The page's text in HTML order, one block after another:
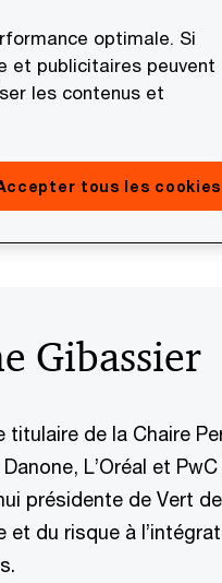
Gibassier
titulaire de la Chaire
L’Oréal et
présidente de Vert
du risque à
optimale. Si
et publicitaires peuvent
les contenus et
tous les cookies